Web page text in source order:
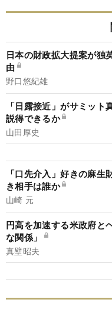
日本の財政拡大提案が独
由
野口悠紀雄
「日露接近」がサミッ
説得できるか
山田厚史
「口先介入」好きの麻
き相手は誰か
山崎 元
円高を加速する米政府と
な関係」
真壁昭夫